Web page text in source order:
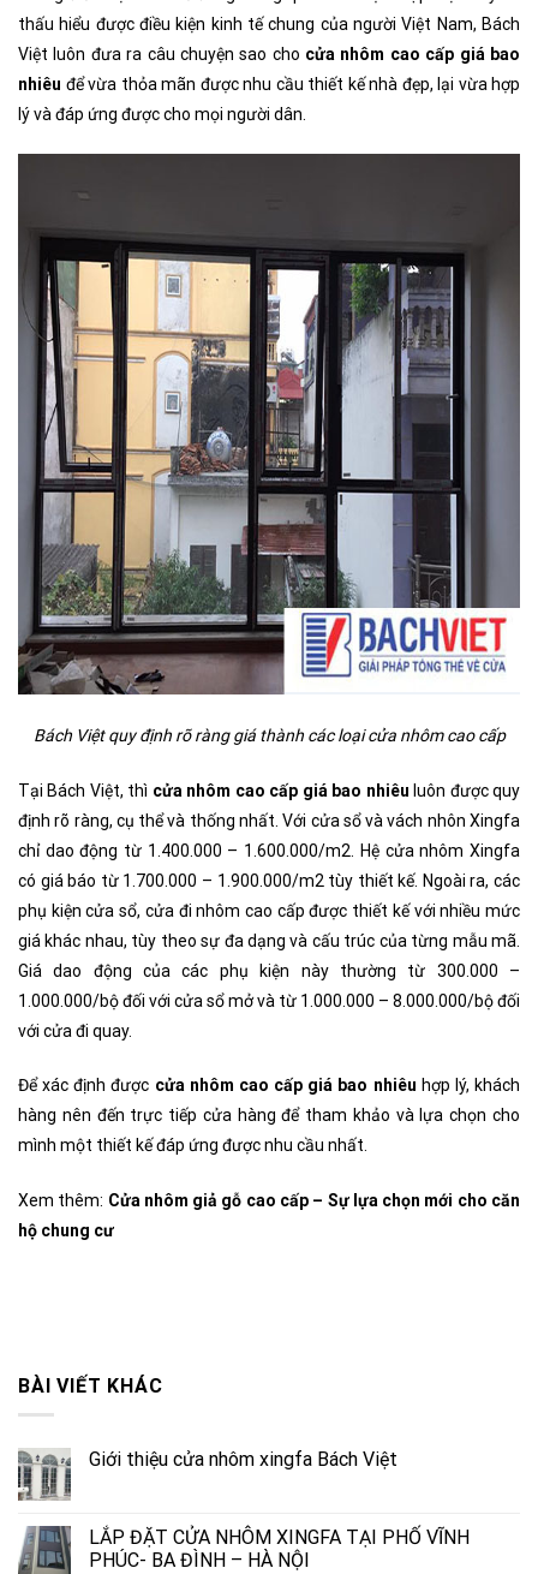
thấu hiểu được điều kiện kinh tế chung của người Việt Nam, Bách
Việt luôn đưa ra câu chuyện sao cho cửa nhôm cao cấp giá bao
nhiêu để vừa thỏa mãn được nhu cầu thiết kế nhà đẹp, lại vừa hợp
lý và đáp ứng được cho mọi người dân.
Bách Việt quy định rõ ràng giá thành các loại cửa nhôm cao cấp
Tại Bách Việt, thì cửa nhôm cao cấp giá bao nhiêuluôn được quy
định rõ ràng, cụ thể và thống nhất. Với cửa sổ và vách nhôn Xingfa
chỉ dao động từ 1.400.000 – 1.600.000/m2. Hệ cửa nhôm Xingfa
có giá báo từ 1.700.000 – 1.900.000/m2 tùy thiết kế. Ngoài ra, các
phụ kiện cửa sổ, cửa đi nhôm cao cấp được thiết kế với nhiều mức
giá khác nhau, tùy theo sự đa dạng và cấu trúc của từng mẫu mã.
Giá dao động của các phụ kiện này thường từ 300.000 –
1.000.000/bộ đối với cửa sổ mở và từ 1.000.000 – 8.000.000/bộ đối
với cửa đi quay.
Để xác định được cửa nhôm cao cấp giá bao nhiêu hợp lý, khách
hàng nên đến trực tiếp cửa hàng để tham khảo và lựa chọn cho
mình một thiết kế đáp ứng được nhu cầu nhất.
Xem thêm: Cửa nhôm giả gỗ cao cấp – Sự lựa chọn mới cho căn
hộ chung cư
BÀI VIẾT KHÁC
Giới thiệu cửa nhôm xingfa Bách Việt
LẮP ĐẶT CỬA NHÔM XINGFA TẠI PHỐ VĨNH
PHÚC- BA ĐÌNH – HÀ NỘI